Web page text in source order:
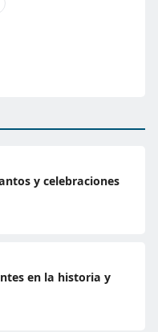
y celebraciones
en la historia y